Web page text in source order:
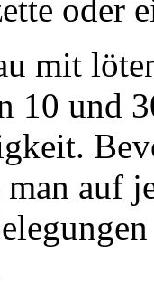
oder
mit
10 und
man auf